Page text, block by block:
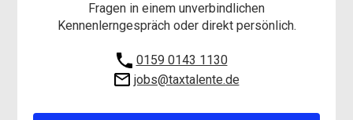
Fragen in einem unverbindlichen
Kennenlerngespräch oder direkt persönlich.
0159 0143 1130
jobs@taxtalente.de